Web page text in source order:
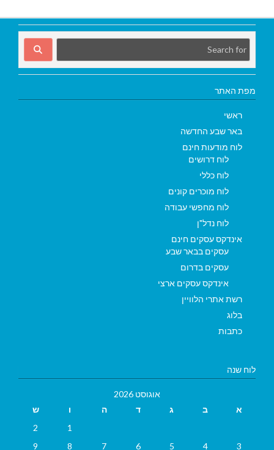
מפת האתר
ראשי
באר שבע החדשה
לוח מודעות חינם
לוח דרושים
לוח כללי
לוח מוכרים קונים
לוח מחפשי עבודה
לוח נדל"ן
אינדקס עסקים חינם
עסקים בבאר שבע
עסקים בדרום
אינדקס עסקים ארצי
רשת אתרי הלוויין
בלוג
כתבות
לוח שנה
אוגוסט 2026
א
ב ג ד ה ו
ש
1
2
3
4
5
6
7
8
9